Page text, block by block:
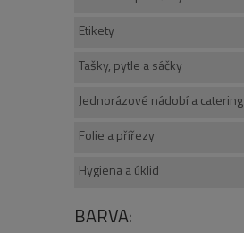
Etikety
Tašky, pytle a sáčky
Jednorázové nádobí a catering
Folie a přířezy
Hygiena a úklid
BARVA: